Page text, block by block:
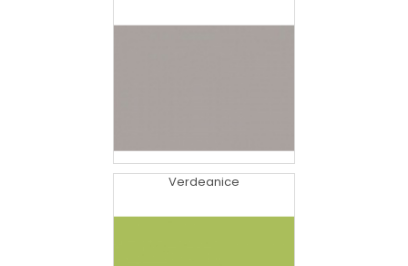
Verdeanice